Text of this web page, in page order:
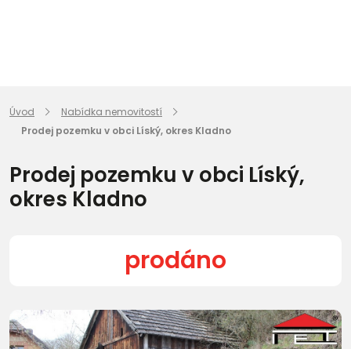
Úvod
Nabídka nemovitostí
Prodej pozemku v obci Líský, okres Kladno
Prodej pozemku v obci Líský,
okres Kladno
prodáno